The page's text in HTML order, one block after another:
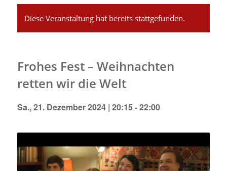
Diese Veranstaltung hat bereits stattgefunden.
Frohes Fest – Weihnachten
retten wir die Welt
Sa., 21. Dezember 2024 | 20:15-22:00